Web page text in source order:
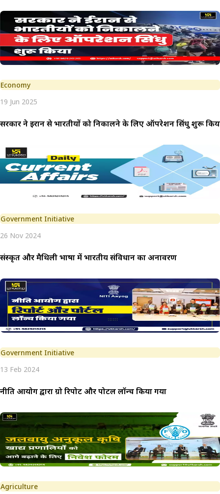
Economy
19 Jun 2025
सरकार ने ईरान से भारतीयों को निकालने के लिए ऑपरेशन सिंधु शुरू
Government Initiative
26 Nov 2024
संस्कृत और मैथिली भाषा में भारतीय संविधान का अनावरण
Government Initiative
13 Feb 2024
नीति आयोग द्वारा ग्रो रिपोर्ट और पोर्टल लॉन्च किया गया
Agriculture